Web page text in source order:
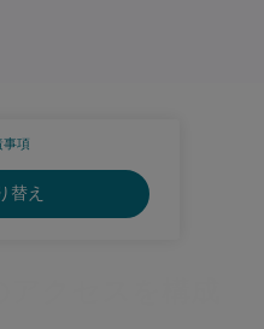
事項
替え